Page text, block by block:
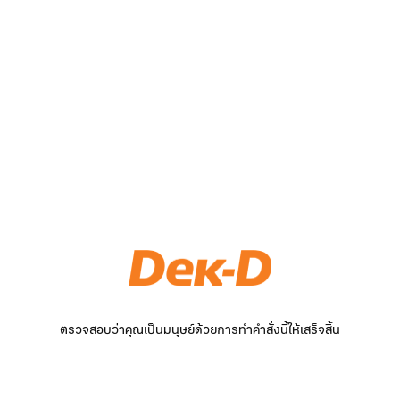
ตรวจสอบว่าคุณเป็นมนุษย์ด้วยการทำคำสั่งนี้ให้เสร็จสิ้น